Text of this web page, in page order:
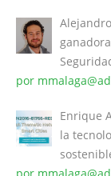
por
Enrique
la